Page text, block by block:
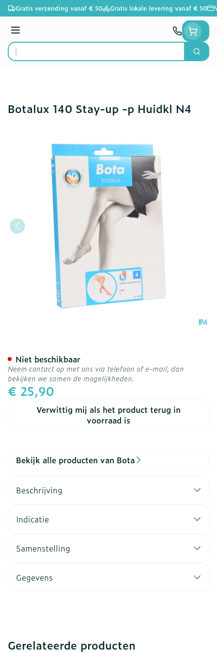
Ga naar de inhoud
Gratis verzending vanaf € 50 Gratis lokale levering vanaf € 50
Menu
Product, merk, categorie...
Zoek
Botalux 140 Stay-up -p Huidkl N4
€ 25,90
Verwittig mij als het product terug in
voorraad is
Niet beschikbaar
Neem contact op met ons via telefoon of e-mail, dan
bekijken we samen de mogelijkheden.
Bekijk alle producten van Bota
Beschrijving
Indicatie
Samenstelling
Gegevens
Gerelateerde producten